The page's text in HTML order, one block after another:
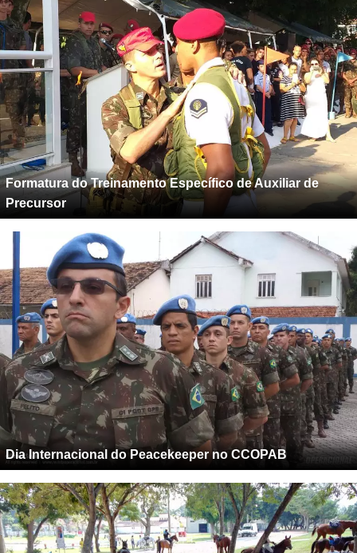
Formatura do Treinamento Específico de Auxiliar de
Precursor
Dia Internacional do Peacekeeper no CCOPAB